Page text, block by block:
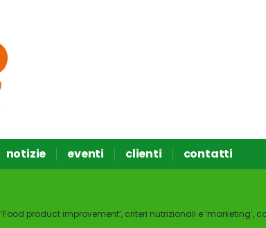
notizie eventi clienti contatti
‘Food product improvement’, criteri nutrizionali e